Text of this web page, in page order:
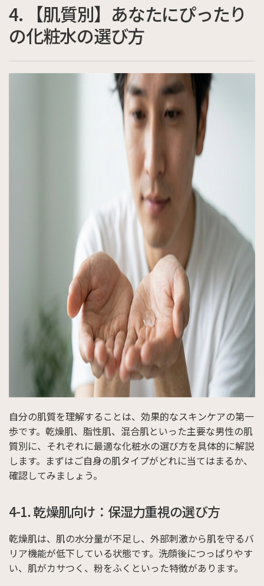
4. 【肌質別】あなたにぴったり
の化粧水の選び方
自分の肌質を理解することは、効果的なスキンケアの第一
歩です。乾燥肌、脂性肌、混合肌といった主要な男性の肌
質別に、それぞれに最適な化粧水の選び方を具体的に解説
します。まずはご自身の肌タイプがどれに当てはまるか、
確認してみましょう。
4-1. 乾燥肌向け：保湿力重視の選び方
乾燥肌は、肌の水分量が不足し、外部刺激から肌を守るバ
リア機能が低下している状態です。洗顔後につっぱりやす
い、肌がカサつく、粉をふくといった特徴があります。